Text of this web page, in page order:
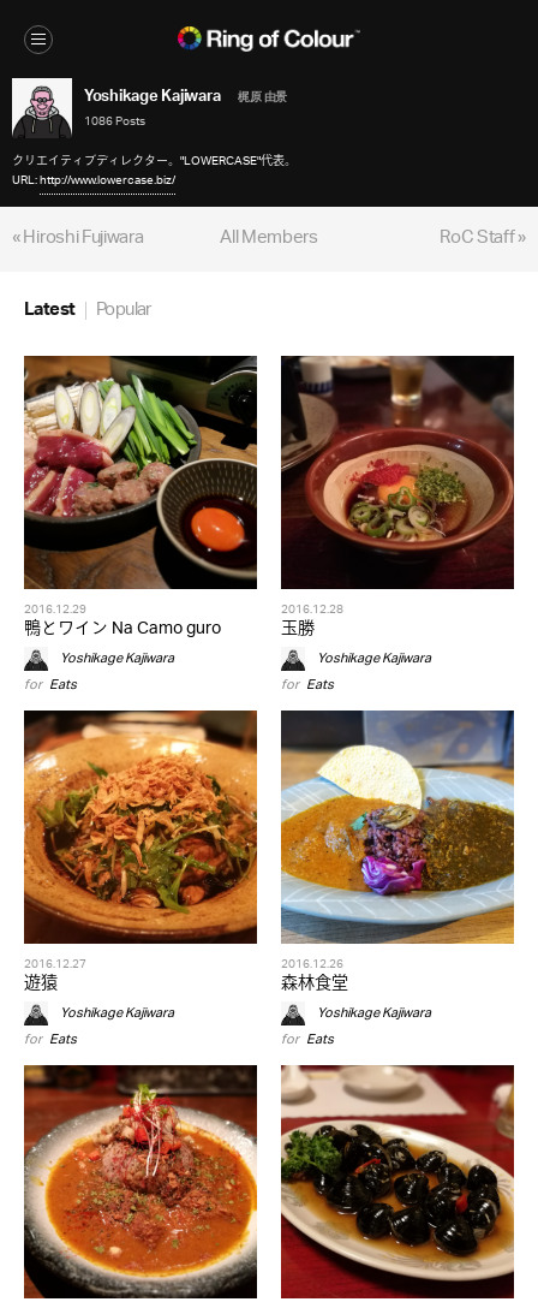
Yoshikage Kajiwara
梶原 由景
1086 Posts
クリエイティブディレクター。"LOWERCASE"代表。
URL:http://www.lowercase.biz/
« Hiroshi Fujiwara RoC Staff »
All Members
Latest Popular
2016.12.29
鴨とワイン Na Camo guro
Yoshikage Kajiwara
for Eats
2016.12.28
玉勝
Yoshikage Kajiwara
for Eats
2016.12.27
遊猿
Yoshikage Kajiwara
for Eats
2016.12.26
森林食堂
Yoshikage Kajiwara
for Eats